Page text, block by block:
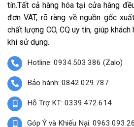
tín.Tất cả hàng hóa tại cửa hàng
đơn VAT, rõ ràng về nguồn gốc
chất lượng CO, CQ uy tín, giúp
khi sử dụng.
Hotline: 0934.503.386 (Zalo)
Bảo hành: 0842.029.787
Hỗ Trợ KT: 0339.472.614
Góp Ý và Khiếu Nại: